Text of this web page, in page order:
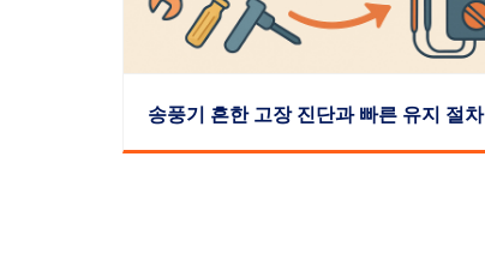
송풍기 흔한 고장 진단과 빠른 유지 절차